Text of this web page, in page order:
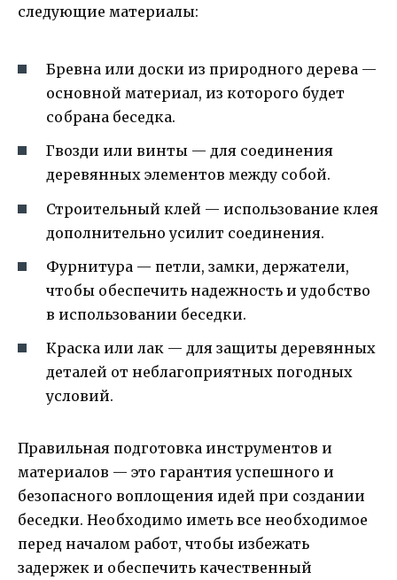
следующие материалы:
Бревна или доски из природного дерева —
основной материал, из которого будет
собрана беседка.
Гвозди или винты — для соединения
деревянных элементов между собой.
Строительный клей — использование клея
дополнительно усилит соединения.
Фурнитура — петли, замки, держатели,
чтобы обеспечить надежность и удобство
в использовании беседки.
Краска или лак — для защиты деревянных
деталей от неблагоприятных погодных
условий.
Правильная подготовка инструментов и
материалов — это гарантия успешного и
безопасного воплощения идей при создании
беседки. Необходимо иметь все необходимое
перед началом работ, чтобы избежать
задержек и обеспечить качественный